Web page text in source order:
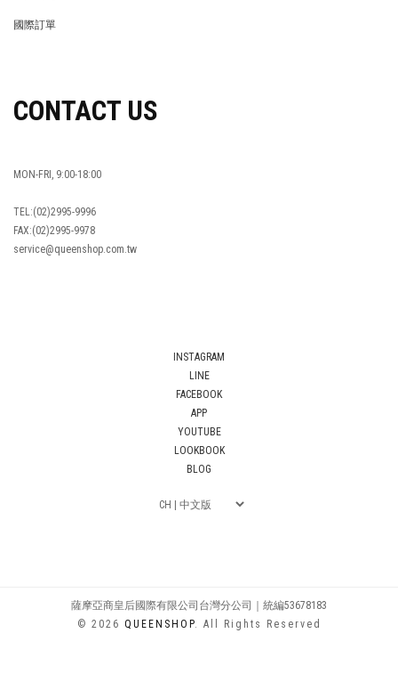
國際訂單
CONTACT US
MON-FRI, 9:00-18:00
TEL:(02)2995-9996
FAX:(02)2995-9978
service@queenshop.com.tw
INSTAGRAM
LINE
FACEBOOK
APP
YOUTUBE
LOOKBOOK
BLOG
薩摩亞商皇后國際有限公司台灣分公司｜統編53678183
© 2026 QUEENSHOP. All Rights Reserved